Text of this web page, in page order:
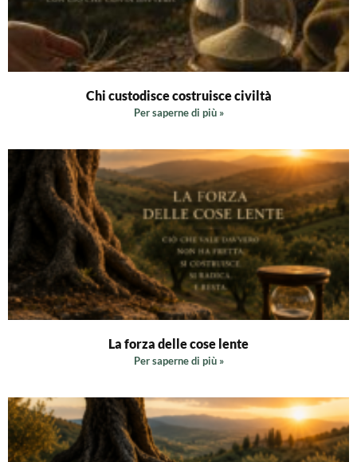
Chi custodisce costruisce civiltà
Per saperne di più »
La forza delle cose lente
Per saperne di più »